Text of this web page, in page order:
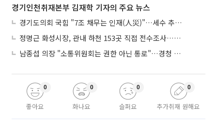
경기인천취재본부 김재학 기자의 주요 뉴스
경기도의회 국힘 "7조 채무는 인재(人災)"…세수 추계 조작 의혹 제기
정명근 화성시장, 관내 하천 153곳 직접 전수조사…불법시설 정비
남종섭 의장 "소통위원회는 권한 아닌 통로"…경청 의회 만든다
좋아요
0
화나요
0
슬퍼요
0
추가취재 원해요
0